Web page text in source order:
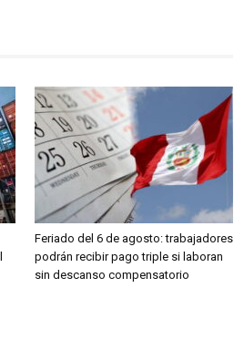
Feriado del 6 de agosto: trabajadores
podrán recibir pago triple si laboran
sin descanso compensatorio